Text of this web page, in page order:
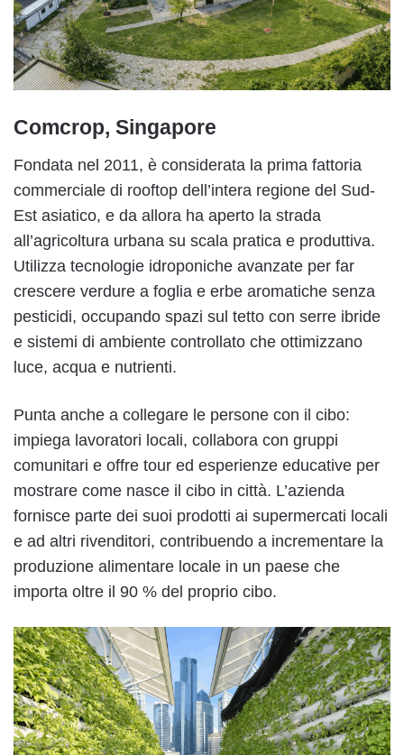
Comcrop, Singapore
Fondata nel 2011, è considerata la prima fattoria
commerciale di rooftop dell’intera regione del Sud-
Est asiatico, e da allora ha aperto la strada
all’agricoltura urbana su scala pratica e produttiva.
Utilizza tecnologie idroponiche avanzate per far
crescere verdure a foglia e erbe aromatiche senza
pesticidi, occupando spazi sul tetto con serre ibride
e sistemi di ambiente controllato che ottimizzano
luce, acqua e nutrienti.
Punta anche a collegare le persone con il cibo:
impiega lavoratori locali, collabora con gruppi
comunitari e offre tour ed esperienze educative per
mostrare come nasce il cibo in città. L’azienda
fornisce parte dei suoi prodotti ai supermercati locali
e ad altri rivenditori, contribuendo a incrementare la
produzione alimentare locale in un paese che
importa oltre il 90 % del proprio cibo.